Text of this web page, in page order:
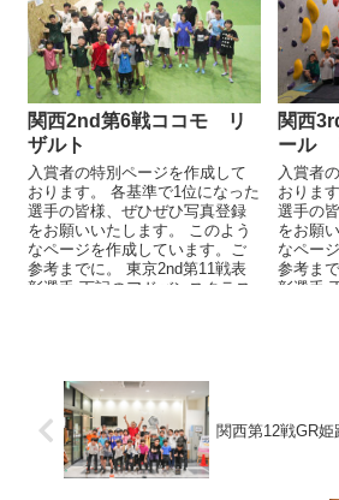
関西2nd第6戦ココモ リ
ザルト
入賞者の特別ページを作成して
おります。 各基準で1位になった
選手の皆様、ぜひぜひ写真登録
をお願いいたします。 このよう
なページを作成しています。ご
参考までに。 東京2nd第11戦表
彰選手 下記のアドバンスクラス
関西
ール
入賞者
おりま
選手の
をお願
なペー
参考ま
彰選手
関西第12戦GR